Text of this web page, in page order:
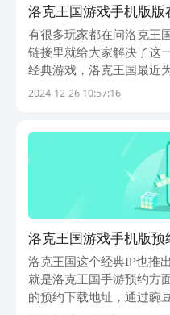
洛克王国游戏手机版
载安装地址推荐
有很多玩家都在问洛克王
链接里就给大家解决了这
经典游戏，洛克王国最近
忆童年，也是已经正在筹
载...
2024-12-26 10:57:16
洛克王国游戏手机版
王国手游版怎么预约
洛克王国这个经典IP也推
就是洛克王国手游预约方
的预约下载地址，通过豌